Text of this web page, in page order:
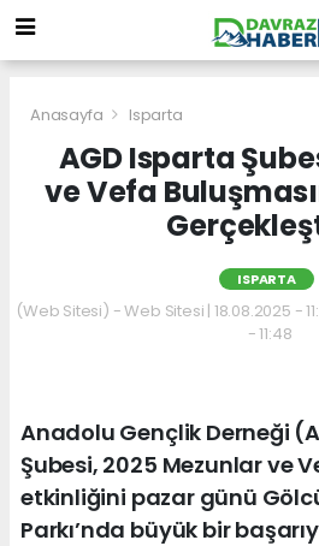
Anasayfa Isparta
AGD Isparta
ve Vefa
ISPARTA
(Web Sitesi) - Web Sitesi | 18.08.2025 -
- 11:48
Anadolu Gençlik Derneği
Şubesi, 2025 Mezunlar ve
etkinliğini pazar günü
Parkı’nda büyük bir